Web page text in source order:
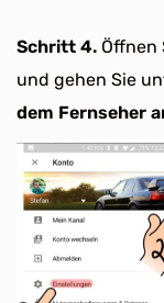
Schritt 4. Öffnen
und gehen Sie
dem Fernseher